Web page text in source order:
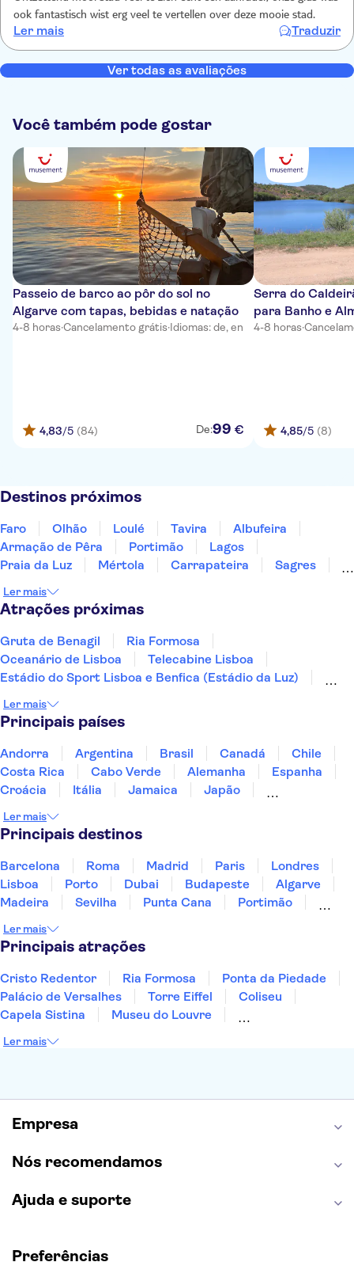
ook fantastisch wist erg veel te vertellen over deze mooie stad.
Ler mais Traduzir
Ver todas as avaliações
Você também pode gostar
Passeio de barco ao pôr do sol no
Algarve com tapas, bebidas e natação
4-8 horas·Cancelamento grátis·Idiomas: de, en
4,83/5 (84) De:99 €
Serra do
para Banho e
4-8 horas·
4,85/5 (8)
Destinos próximos
Faro Olhão Loulé Tavira
Albufeira
Armação de Pêra
Portimão
Lagos
Praia da Luz
Mértola Carrapateira
Sagres
Ler mais
Atrações próximas
Gruta de Benagil
Ria Formosa
Oceanário de Lisboa
Telecabine Lisboa
Estádio do Sport Lisboa e Benfica (Estádio da Luz)
Ponte 25 de Abril
Parque Nacional da Peneda-Gerês
Rio Douro
Tagus River
Torre de Belém
Mosteiro dos Jerónimos
Vale do Douro
Ler mais
Principais países
Andorra Argentina Brasil Canadá
Chile
Costa Rica
Cabo Verde Alemanha
Espanha
Croácia
Itália Jamaica
Japão
Portugal
Singapura
Ler mais
Principais destinos
Barcelona Roma Madrid Paris
Londres
Lisboa
Porto Dubai Budapeste
Algarve
Madeira
Sevilha Punta Cana
Portimão
Sesimbra
Ler mais
Principais atrações
Cristo Redentor Ria Formosa
Ponta da Piedade
Palácio de Versalhes
Torre Eiffel
Coliseu
Capela Sistina
Museu do Louvre
Torre de Belém
Ler mais
Empresa
Nós recomendamos
Ajuda e suporte
Preferências